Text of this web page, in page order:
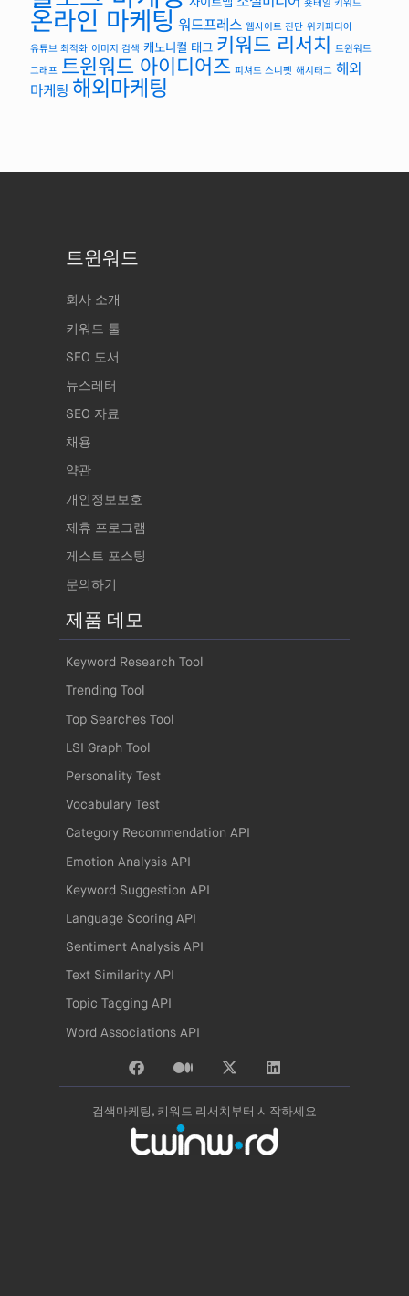
온라인 마케팅워드프레스 웹사이트 진단 위키피디아
유튜브 최적화 이미지 검색 캐노니컬 태그 키워드 리서치 트윈워드
그래프 트윈워드 아이디어즈 피쳐드 스니펫 해시태그 해외
마케팅 해외마케팅
트윈워드
회사 소개
키워드 툴
SEO 도서
뉴스레터
SEO 자료
채용
약관
개인정보보호
제휴 프로그램
게스트 포스팅
문의하기
제품 데모
Keyword Research Tool
Trending Tool
Top Searches Tool
LSI Graph Tool
Personality Test
Vocabulary Test
Category Recommendation API
Emotion Analysis API
Keyword Suggestion API
Language Scoring API
Sentiment Analysis API
Text Similarity API
Topic Tagging API
Word Associations API
검색마케팅, 키워드 리서치부터 시작하세요